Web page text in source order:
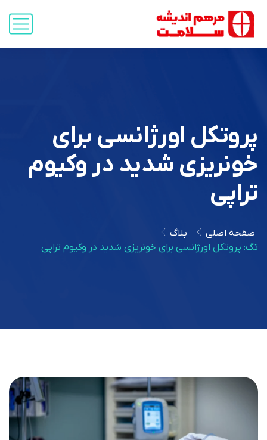
پروتکل اورژانسی برای
خونریزی شدید در وکیوم
تراپی
صفحه اصلی
بلاگ
تگ: پروتکل اورژانسی برای خونریزی شدید در وکیوم تراپی